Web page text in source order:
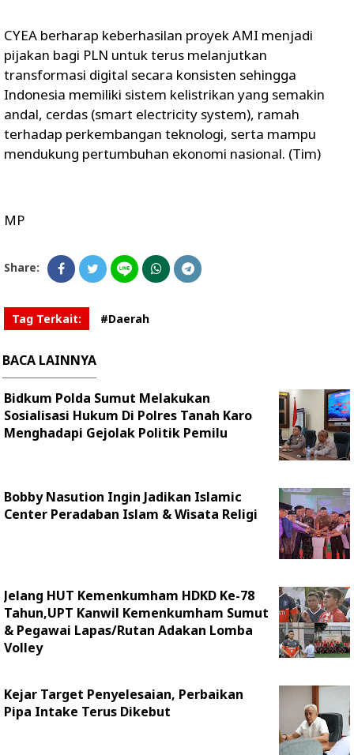
CYEA berharap keberhasilan proyek AMI menjadi
pijakan bagi PLN untuk terus melanjutkan
transformasi digital secara konsisten sehingga
Indonesia memiliki sistem kelistrikan yang semakin
andal, cerdas (smart electricity system), ramah
terhadap perkembangan teknologi, serta mampu
mendukung pertumbuhan ekonomi nasional. (Tim)
MP
Share:
Tag Terkait: #Daerah
BACA LAINNYA
Bidkum Polda Sumut Melakukan
Sosialisasi Hukum Di Polres Tanah Karo
Menghadapi Gejolak Politik Pemilu
Bobby Nasution Ingin Jadikan Islamic
Center Peradaban Islam & Wisata Religi
Jelang HUT Kemenkumham HDKD Ke-78
Tahun,UPT Kanwil Kemenkumham Sumut
& Pegawai Lapas/Rutan Adakan Lomba
Volley
Kejar Target Penyelesaian, Perbaikan
Pipa Intake Terus Dikebut